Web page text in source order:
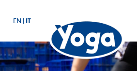
EN| IT